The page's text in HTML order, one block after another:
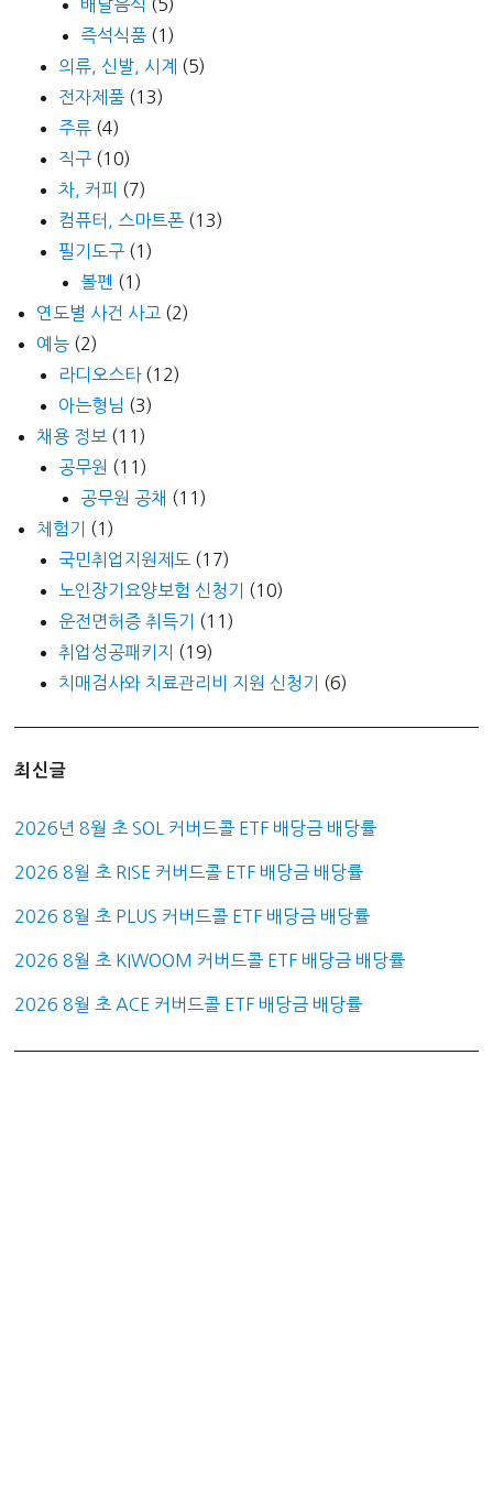
배달음식 (5)
즉석식품 (1)
의류, 신발, 시계
(5)
전자제품 (13)
주류 (4)
직구 (10)
차, 커피 (7)
컴퓨터, 스마트폰 (13)
필기도구 (1)
볼펜 (1)
연도별 사건 사고 (2)
예능 (2)
라디오스타(12)
아는형님 (3)
채용 정보 (11)
공무원 (11)
공무원 공채 (11)
체험기
(1)
국민취업지원제도 (17)
노인장기요양보험 신청기
(10)
운전면허증 취득기
(11)
취업성공패키지
(19)
치매검사와 치료관리비 지원 신청기
(6)
최신글
2026년 8월 초 SOL 커버드콜 ETF 배당금 배당률
2026 8월 초 RISE 커버드콜 ETF 배당금 배당률
2026 8월 초 PLUS 커버드콜 ETF 배당금 배당률
2026 8월 초 KIWOOM 커버드콜 ETF 배당금 배당률
2026 8월 초 ACE 커버드콜 ETF 배당금 배당률